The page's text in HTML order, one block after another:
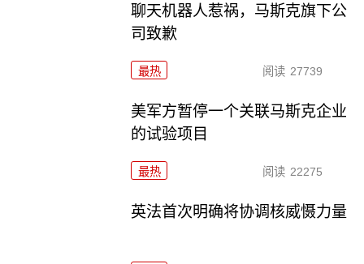
聊天机器人惹祸，马斯克旗下公
司致歉
最热 阅读 27739
美军方暂停一个关联马斯克企业
的试验项目
最热 阅读 22275
英法首次明确将协调核威慑力量